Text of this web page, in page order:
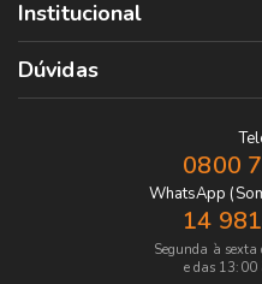
Institucional
Dúvidas
0800
WhatsApp
14
Segunda à
e das 13:00